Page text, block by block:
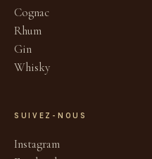
Cognac
Rhum
Gin
Whisky
SUIVEZ-NOUS
Instagram